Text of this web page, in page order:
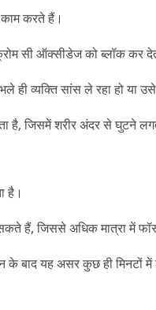
काम करते हैं।
सी ऑक्सीडेज को ब्लॉक कर
ही व्यक्ति सांस ले रहा हो या
जिसमें शरीर अंदर से घुटने
है।
हैं, जिससे अधिक मात्रा में
बाद यह असर कुछ ही मिनटों